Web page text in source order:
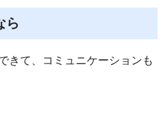
ら
きて、コミュニケーションも